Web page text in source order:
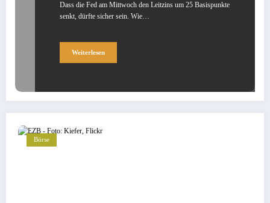
Dass die Fed am Mittwoch den Leitzins um 25 Basispunkte
senkt, dürfte sicher sein. Wie…
Weiterlesen
Börse